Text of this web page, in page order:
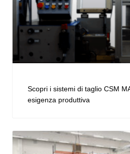
Scopri i sistemi di taglio CSM
esigenza produttiva